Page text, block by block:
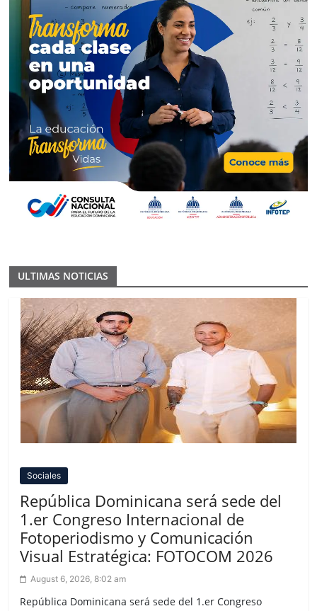
ULTIMAS NOTICIAS
Sociales
República Dominicana será sede del
1.er Congreso Internacional de
Fotoperiodismo y Comunicación
Visual Estratégica: FOTOCOM 2026
August 6, 2026, 8:02 am
República Dominicana será sede del 1.er Congreso